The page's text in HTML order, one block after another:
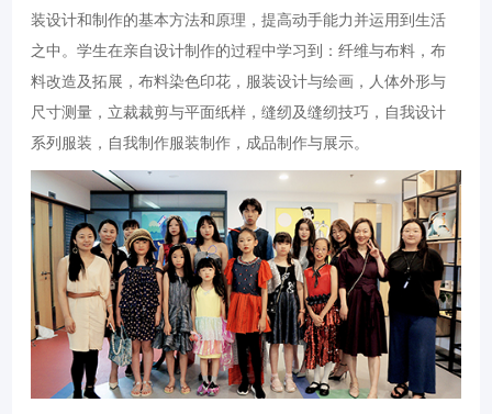
装设计和制作的基本方法和原理，提高动手能力并运用到生活
之中。学生在亲自设计制作的过程中学习到：纤维与布料，布
料改造及拓展，布料染色印花，服装设计与绘画，人体外形与
尺寸测量，立裁裁剪与平面纸样，缝纫及缝纫技巧，自我设计
系列服装，自我制作服装制作，成品制作与展示。